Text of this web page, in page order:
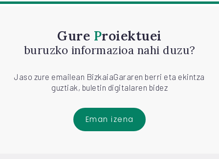
Gure Proiektuei
buruzko informazioa nahi duzu?
Jaso zure emailean BizkaiaGararen berri eta ekintza
guztiak, buletin digitalaren bidez
Eman izena